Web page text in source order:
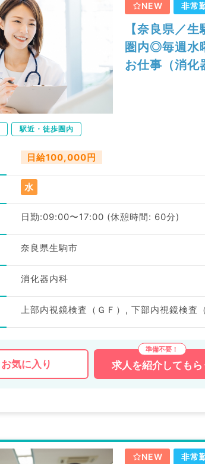
NEW 非常
【奈良県／
圏内◎毎週水
お仕事（消化
駅近・徒歩圏内
日給100,000円
水
日勤:09:00〜17:00 (休憩時間: 60分)
奈良県生駒市
消化器内科
上部内視鏡検査（ＧＦ）, 下部内視鏡検査（
お気に入り 求人を紹介してもら
NEW 非常